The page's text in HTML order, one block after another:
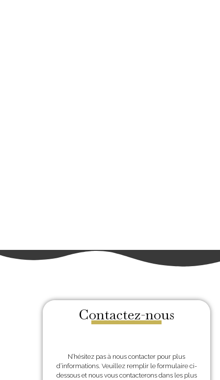
Contactez-nous
N’hésitez pas à nous contacter pour plus
d’informations. Veuillez remplir le formulaire ci-
dessous et nous vous contacterons dans les plus